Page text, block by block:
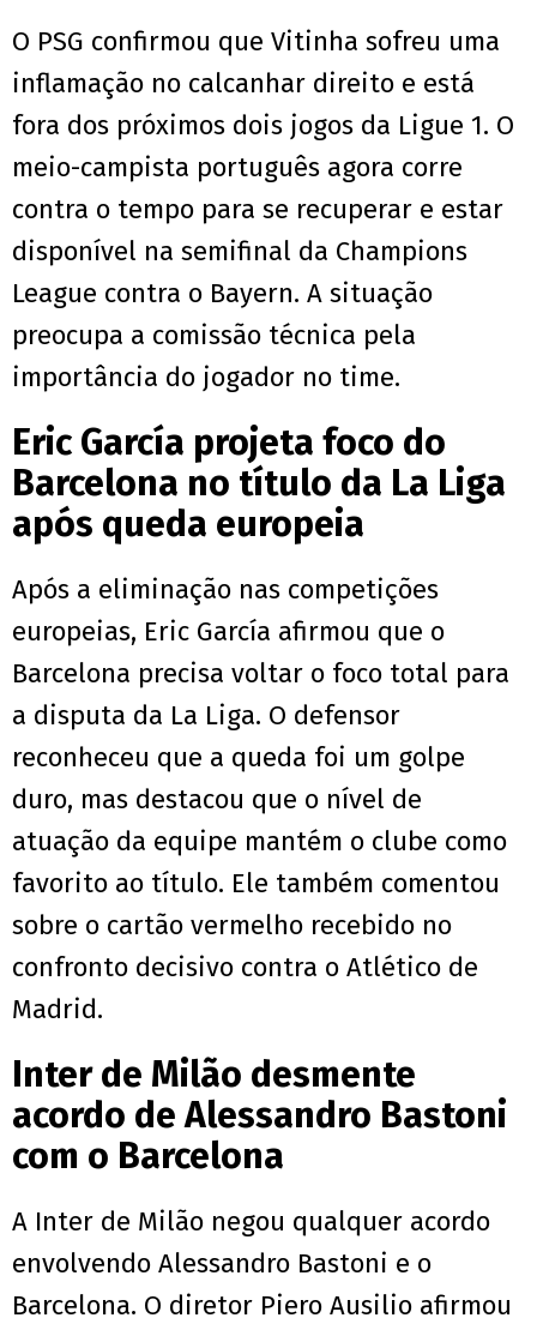
O PSG confirmou que Vitinha sofreu uma
inflamação no calcanhar direito e está
fora dos próximos dois jogos da Ligue 1. O
meio-campista português agora corre
contra o tempo para se recuperar e estar
disponível na semifinal da Champions
League contra o Bayern. A situação
preocupa a comissão técnica pela
importância do jogador no time.
Eric García projeta foco do
Barcelona no título da La Liga
após queda europeia
Após a eliminação nas competições
europeias, Eric García afirmou que o
Barcelona precisa voltar o foco total para
a disputa da La Liga. O defensor
reconheceu que a queda foi um golpe
duro, mas destacou que o nível de
atuação da equipe mantém o clube como
favorito ao título. Ele também comentou
sobre o cartão vermelho recebido no
confronto decisivo contra o Atlético de
Madrid.
Inter de Milão desmente
acordo de Alessandro Bastoni
com o Barcelona
A Inter de Milão negou qualquer acordo
envolvendo Alessandro Bastoni e o
Barcelona. O diretor Piero Ausilio afirmou